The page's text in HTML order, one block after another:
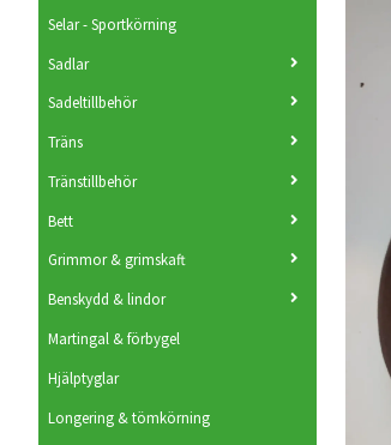
Selar - Sportkörning
Sadlar
Sadeltillbehör
Träns
Tränstillbehör
Bett
Grimmor & grimskaft
Benskydd & lindor
Martingal & förbygel
Hjälptyglar
Longering & tömkörning